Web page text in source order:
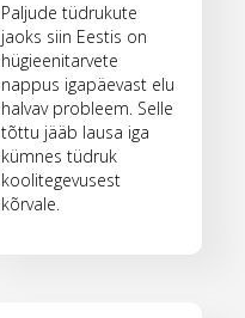
Paljude tüdrukute
jaoks siin Eestis on
hügieenitarvete
nappus igapäevast elu
halvav probleem. Selle
tõttu jääb lausa iga
kümnes tüdruk
koolitegevusest
kõrvale.